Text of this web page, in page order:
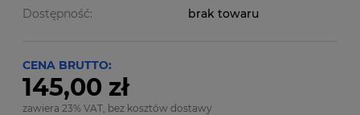
Dostępność:
brak towaru
CENA BRUTTO:
145,00 zł
zawiera 23% VAT, bez kosztów dostawy